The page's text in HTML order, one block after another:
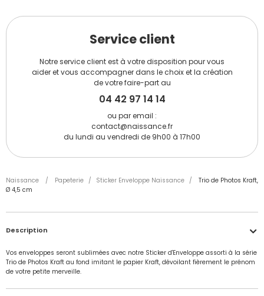
Service client
Notre service client est à votre disposition pour vous
aider et vous accompagner dans le choix et la création
de votre faire-part au
04 42 97 14 14
ou par email :
contact@naissance.fr
du lundi au vendredi de 9h00 à 17h00
Naissance / Papeterie / Sticker Enveloppe Naissance /
Trio de Photos Kraft,
Ø 4,5 cm
Description
Vos enveloppes seront sublimées avec notre Sticker d'Enveloppe assorti à la série
Trio de Photos Kraft au fond imitant le papier Kraft, dévoilant fièrement le prénom
de votre petite merveille.